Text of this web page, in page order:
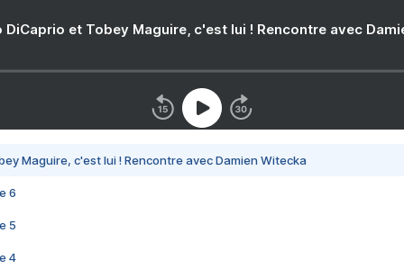
DiCaprio et Tobey Maguire, c'est lui ! Rencontre avec
Maguire, c'est lui ! Rencontre avec Damien Witecka
6
5
4